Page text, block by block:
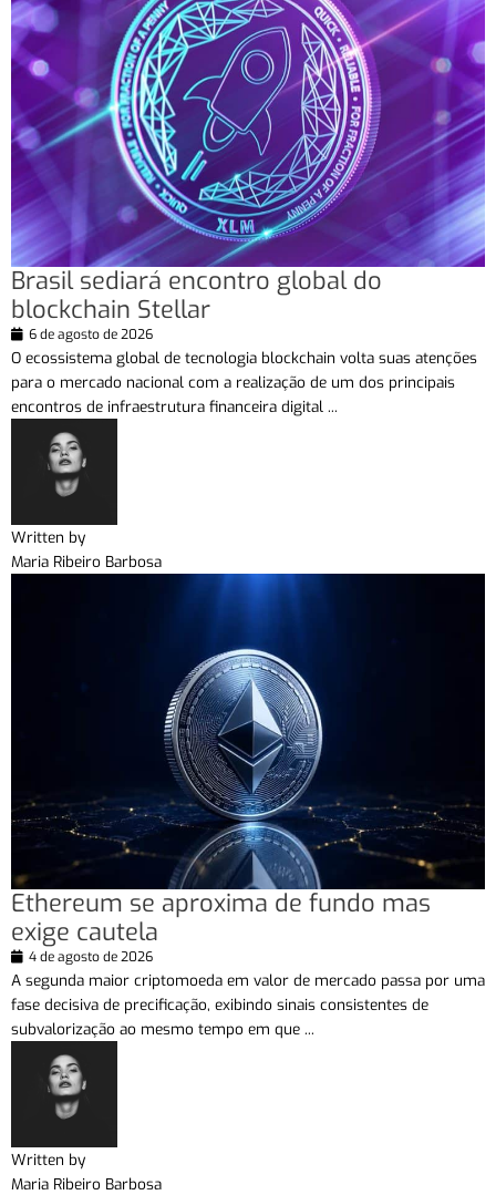
Brasil sediará encontro global do
blockchain Stellar
6 de agosto de 2026
O ecossistema global de tecnologia blockchain volta suas atenções
para o mercado nacional com a realização de um dos principais
encontros de infraestrutura financeira digital ...
Written by
Maria Ribeiro Barbosa
Ethereum se aproxima de fundo mas
exige cautela
4 de agosto de 2026
A segunda maior criptomoeda em valor de mercado passa por uma
fase decisiva de precificação, exibindo sinais consistentes de
subvalorização ao mesmo tempo em que ...
Written by
Maria Ribeiro Barbosa